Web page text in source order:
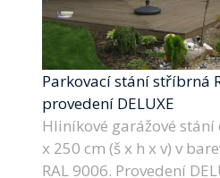
Parkovací stání stříbrná
provedení DELUXE
Hliníkové garážové
x 250 cm (š x h x v) v
RAL 9006. Provedení